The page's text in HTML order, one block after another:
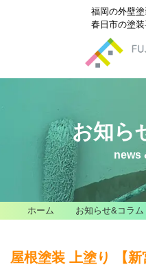
福岡の外壁塗
春日市の塗
お知ら
news
ホーム お知らせ&コラム
屋根塗装 上塗り 【